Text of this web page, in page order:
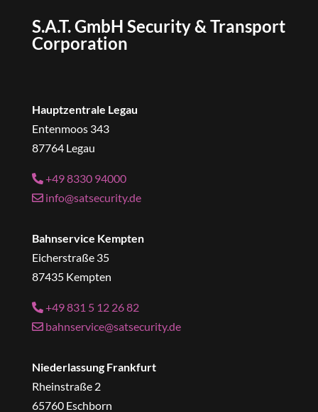
S.A.T. GmbH Security & Transport
Corporation
Hauptzentrale Legau
Entenmoos 343
87764 Legau
+49 8330 94000
info@satsecurity.de
Bahnservice Kempten
Eicherstraße 35
87435 Kempten
+49 831 5 12 26 82
bahnservice@satsecurity.de
Niederlassung Frankfurt
Rheinstraße 2
65760 Eschborn